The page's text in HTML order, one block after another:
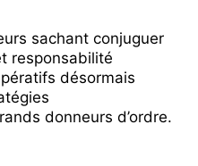
sachant conjuguer
responsabilité
désormais
donneurs d’ordre.